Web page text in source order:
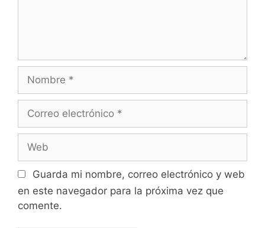
electrónico
Guarda mi nombre, correo electrónico y web
en este navegador para la próxima vez que
comente.